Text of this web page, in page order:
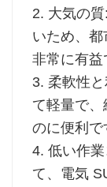
2. 大気の
いため、
非常に有益
3. 柔軟性
て軽量で
のに便利で
4. 低い作
て、電気